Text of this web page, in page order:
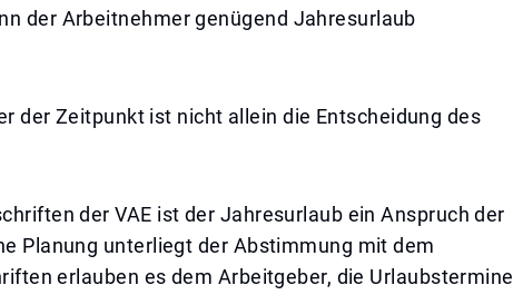
der Arbeitnehmer genügend Jahresurlaub
der Zeitpunkt ist nicht allein die Entscheidung des
der VAE ist der Jahresurlaub ein Anspruch der
Planung unterliegt der Abstimmung mit dem
erlauben es dem Arbeitgeber, die Urlaubstermine